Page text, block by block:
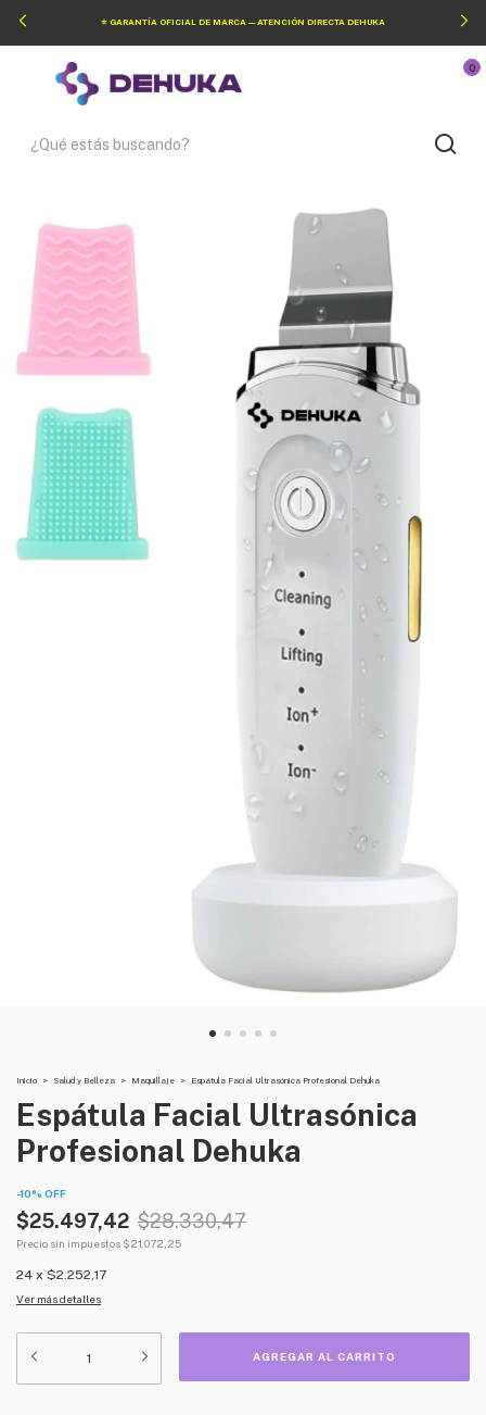
⭐ GARANTÍA OFICIAL DE MARCA — ATENCIÓN DIRECTA DEHUKA
0
Inicio > Salud y Belleza > Maquillaje > Espátula Facial Ultrasónica Profesional Dehuka
Espátula Facial Ultrasónica
Profesional Dehuka
-10% OFF
$25.497,42 $28.330,47
Precio sin impuestos $21.072,25
24 x $2.252,17
Ver más detalles